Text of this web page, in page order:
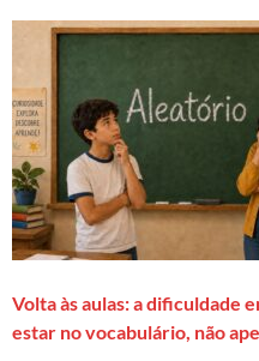
Volta às aulas: a dificuldade
estar no vocabulário, não